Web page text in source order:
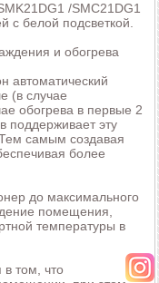
/SMC21DG1
с белой подсветкой.
и обогрева
автоматический
(в случае
обогрева в первые 2
поддерживает эту
самым создавая
более
до максимального
помещения,
температуры в
том, что